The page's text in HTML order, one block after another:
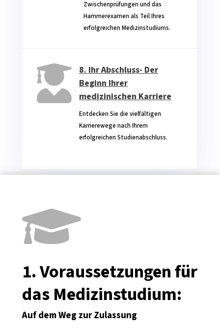
Zwischenprüfungen und das
Hammerexamen als Teil Ihres
erfolgreichen Medizinstudiums.

8. Ihr Abschluss- Der
Beginn Ihrer
medizinischen Karriere
Entdecken Sie die vielfältigen
Karrierewege nach Ihrem
erfolgreichen Studienabschluss. ‎ ‎ ‎ ‎ ‎ ‎ ‎ ‎ ‎ ‎

1. Voraussetzungen für
das Medizinstudium:
Auf dem Weg zur Zulassung